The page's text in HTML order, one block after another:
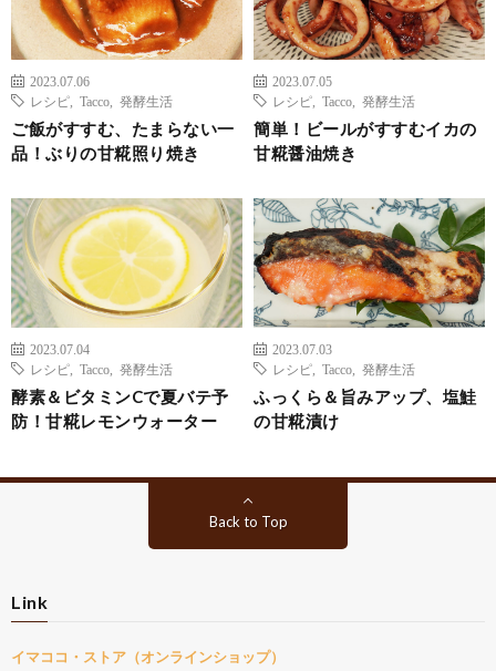
2023.07.06
レシピ
Tacco 発酵生活
ご飯がすすむ、たまらない一
品！ぶりの甘糀照り焼き
2023.07.05
レシピ
Tacco 発酵生活
簡単！ビールがすすむイカの
甘糀醤油焼き
2023.07.04
レシピ
Tacco 発酵生活
酵素＆ビタミンCで夏バテ予
防！甘糀レモンウォーター
2023.07.03
レシピ
Tacco 発酵生活
ふっくら＆旨みアップ、塩鮭
の甘糀漬け
Back to Top
Link
イマココ・ストア（オンラインショップ）